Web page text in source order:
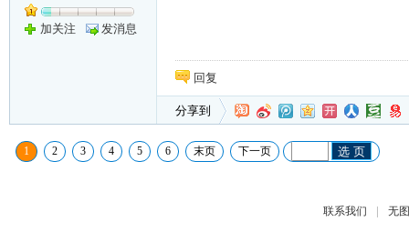
加关注 发消息
回复
分享到
1 2 3 4 5 6 末页 下一页 选 页
联系我们 | 无